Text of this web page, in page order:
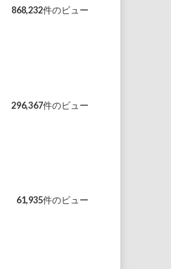
868,232件のビュー
296,367件のビュー
61,935件のビュー